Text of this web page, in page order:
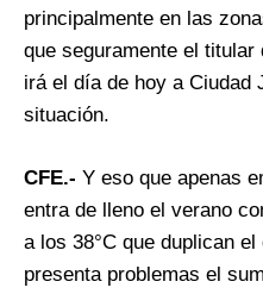
principalmente en las
que seguramente el
irá el día de hoy a Ciudad
situación.
CFE.- Y eso que apenas
entra de lleno el verano
a los 38°C que duplican
presenta problemas el